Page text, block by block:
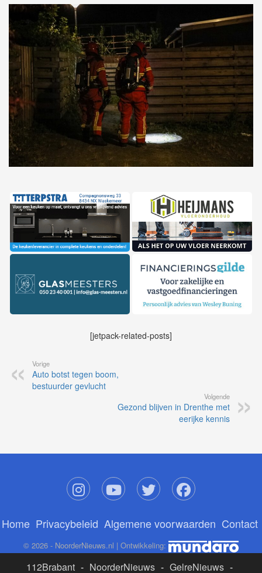
[jetpack-related-posts]
Vorige
Auto botst tegen boom,
bestuurder gevlucht
Volgende
Gezond blijven in Drenthe met
eerijke kennis
Home Privacybeleid Algemene voorwaarden Contact
© 2026 - NoorderNieuws.nl | Ontwikkeling:
112Brabant - NoorderNieuws - GelreNieuws -